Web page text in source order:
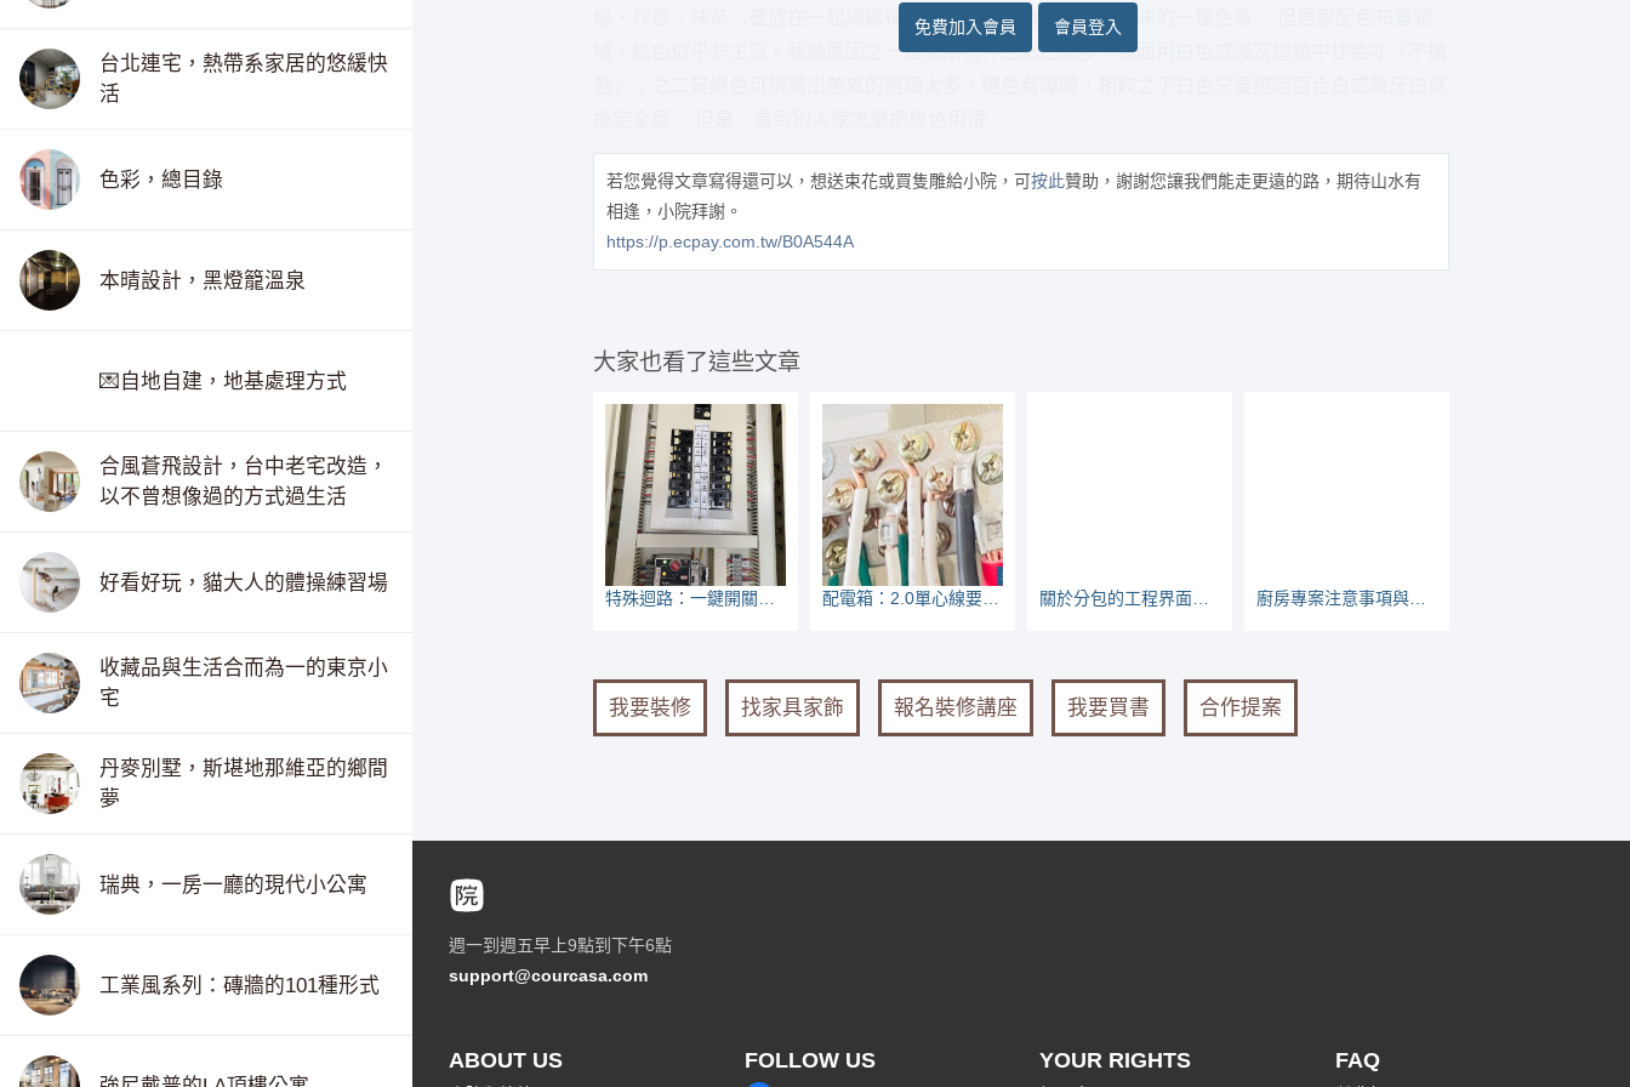
台北連宅，熱帶系家居的悠緩快
活
色彩，總目錄
本晴設計，黑燈籠溫泉
💌自地自建，地基處理方式
合風蒼飛設計，台中老宅改造，
以不曾想像過的方式過生活
好看好玩，貓大人的體操練習場
收藏品與生活合而為一的東京小
宅
丹麥別墅，斯堪地那維亞的鄉間
夢
瑞典，一房一廳的現代小公寓
工業風系列：磚牆的101種形式
綠、秋香、抹茶…疊放在一起總顯得清爽宜人，好像還聞得到香味的一種色系。 但居家配色布置領
域，綠色似乎非主流。我猜原因之一是家用物件色彩已太多，牆面用白色或淺灰這類中性色才「不搶
免費加入會員 會員登入
若您覺得文章寫得還可以，想送束花或買隻雕給小院，可按此贊助，謝謝您讓我們能走更遠的路，期待山水有
相逢，小院拜謝。
https://p.ecpay.com.tw/B0A544A
大家也看了這些文章
配電箱：2.0單心線要不要壓接的討論 關於分包的工程界面，責任怎麼分？實際案例說明 廚房專案注意事項與常見問題
我要裝修 找家具家飾 報名裝修講座 我要買書 合作提案
週一到週五早上9點到下午6點
support@courcasa.com
ABOUT US FOLLOW US YOUR RIGHTS FAQ